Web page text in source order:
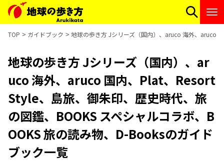
TOP ガイドブック 地球の歩き方 Jシリーズ（国内）、aruco 海外、aruco
地球の歩き方 Jシリーズ（国内）、ar
uco 海外、aruco 国内、Plat、Resort
Style、島旅、御朱印、歴史時代、旅
の図鑑、BOOKS スペシャルコラボ、B
OOKS 旅の読み物、D-Booksのガイド
ブック一覧